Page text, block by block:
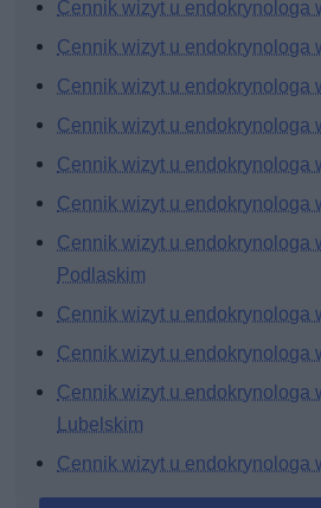
Cennik wizyt u endokrynologa
Cennik wizyt u endokrynologa
Cennik wizyt u endokrynologa
Cennik wizyt u endokrynologa
Cennik wizyt u endokrynologa
Cennik wizyt u endokrynologa
Cennik wizyt u endokrynologa
Podlaskim
Cennik wizyt u endokrynologa
Cennik wizyt u endokrynologa
Cennik wizyt u endokrynologa
Lubelskim
Cennik wizyt u endokrynologa